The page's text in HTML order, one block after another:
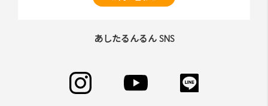
あしたるんるん SNS